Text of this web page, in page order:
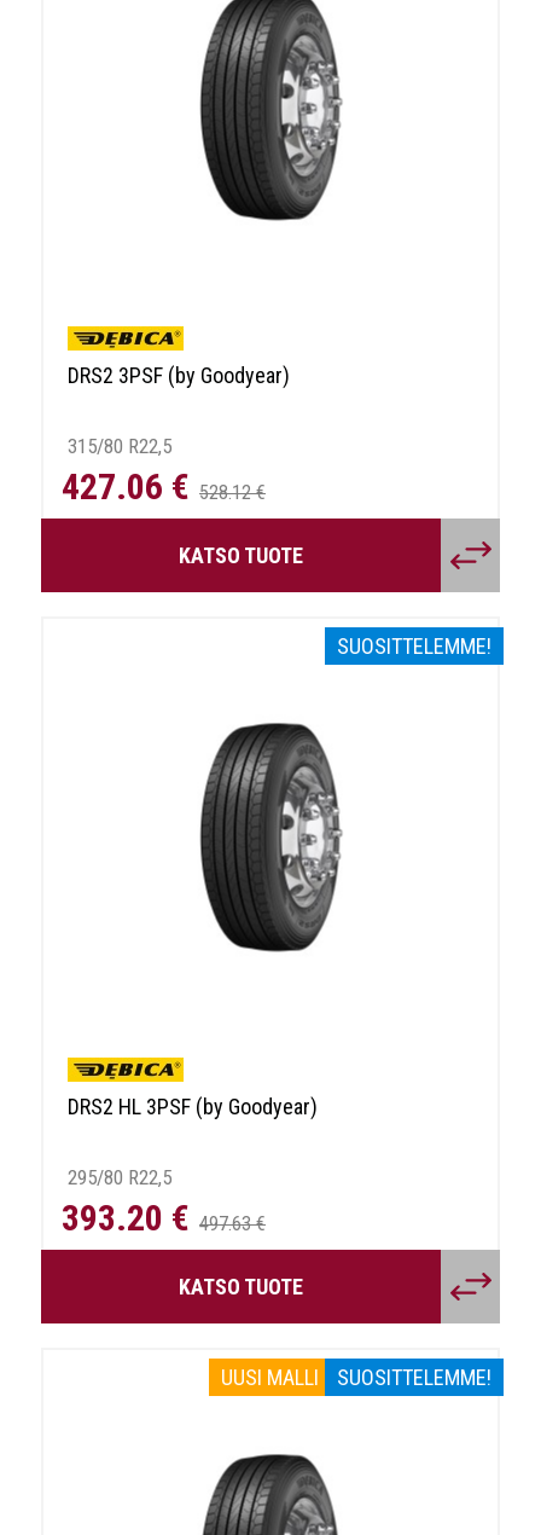
DRS2 3PSF (by Goodyear)
315/80 R22,5
427.06 € 528.12 €
KATSO TUOTE
SUOSITTELEMME!
DRS2 HL 3PSF (by Goodyear)
295/80 R22,5
393.20 € 497.63 €
KATSO TUOTE
UUSI MALLI SUOSITTELEMME!